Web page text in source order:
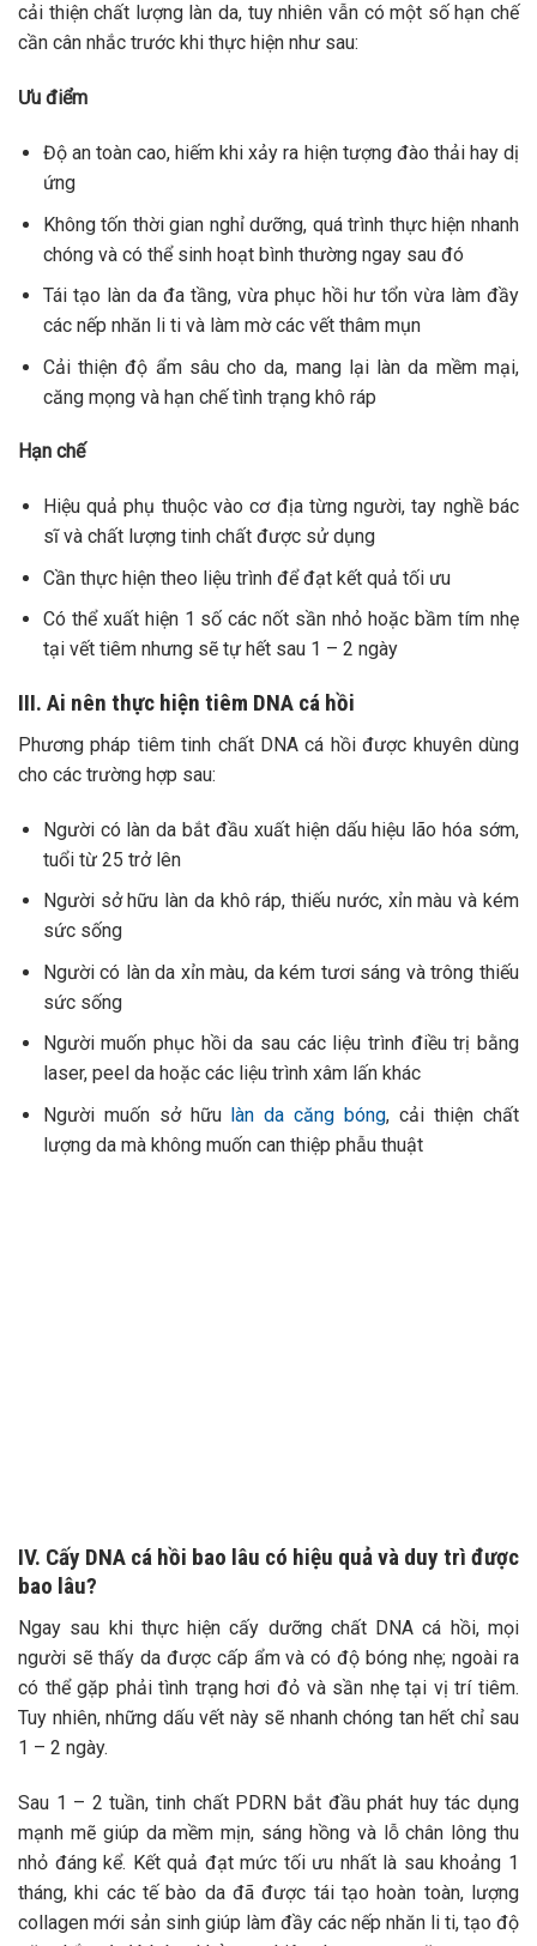
cải thiện chất lượng làn da, tuy nhiên vẫn có một số hạn chế
cần cân nhắc trước khi thực hiện như sau:
Ưu điểm
Độ an toàn cao, hiếm khi xảy ra hiện tượng đào thải hay dị
ứng
Không tốn thời gian nghỉ dưỡng, quá trình thực hiện nhanh
chóng và có thể sinh hoạt bình thường ngay sau đó
Tái tạo làn da đa tầng, vừa phục hồi hư tổn vừa làm đầy
các nếp nhăn li ti và làm mờ các vết thâm mụn
Cải thiện độ ẩm sâu cho da, mang lại làn da mềm mại,
căng mọng và hạn chế tình trạng khô ráp
Hạn chế
Hiệu quả phụ thuộc vào cơ địa từng người, tay nghề bác
sĩ và chất lượng tinh chất được sử dụng
Cần thực hiện theo liệu trình để đạt kết quả tối ưu
Có thể xuất hiện 1 số các nốt sần nhỏ hoặc bầm tím nhẹ
tại vết tiêm nhưng sẽ tự hết sau 1 – 2 ngày
III. Ai nên thực hiện tiêm DNA cá hồi
Phương pháp tiêm tinh chất DNA cá hồi được khuyên dùng
cho các trường hợp sau:
Người có làn da bắt đầu xuất hiện dấu hiệu lão hóa sớm,
tuổi từ 25 trở lên
Người sở hữu làn da khô ráp, thiếu nước, xỉn màu và kém
sức sống
Người có làn da xỉn màu, da kém tươi sáng và trông thiếu
sức sống
Người muốn phục hồi da sau các liệu trình điều trị bằng
laser, peel da hoặc các liệu trình xâm lấn khác
Người muốn sở hữu làn da căng bóng, cải thiện chất
lượng da mà không muốn can thiệp phẫu thuật
IV. Cấy DNA cá hồi bao lâu có hiệu quả và duy trì được
bao lâu?
Ngay sau khi thực hiện cấy dưỡng chất DNA cá hồi, mọi
người sẽ thấy da được cấp ẩm và có độ bóng nhẹ; ngoài ra
có thể gặp phải tình trạng hơi đỏ và sần nhẹ tại vị trí tiêm.
Tuy nhiên, những dấu vết này sẽ nhanh chóng tan hết chỉ sau
1 – 2 ngày.
Sau 1 – 2 tuần, tinh chất PDRN bắt đầu phát huy tác dụng
mạnh mẽ giúp da mềm mịn, sáng hồng và lỗ chân lông thu
nhỏ đáng kể. Kết quả đạt mức tối ưu nhất là sau khoảng 1
tháng, khi các tế bào da đã được tái tạo hoàn toàn, lượng
collagen mới sản sinh giúp làm đầy các nếp nhăn li ti, tạo độ